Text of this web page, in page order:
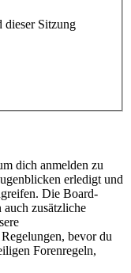
dieser Sitzung
dich anmelden zu
erledigt und
Die Board-
zusätzliche
bevor du
Forenregeln,